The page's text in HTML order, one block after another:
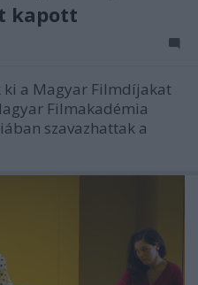
kapott
a Magyar Filmdíjakat
Filmakadémia
szavazhattak a